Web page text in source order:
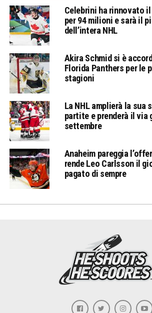
Celebrini ha rinnovato
per 94 milioni e sarà il
dell’intera NHL
Akira Schmid si è
Florida Panthers per le
stagioni
La NHL amplierà la sua
partite e prenderà il via
settembre
Anaheim pareggia
rende Leo Carlsson il
pagato di sempre